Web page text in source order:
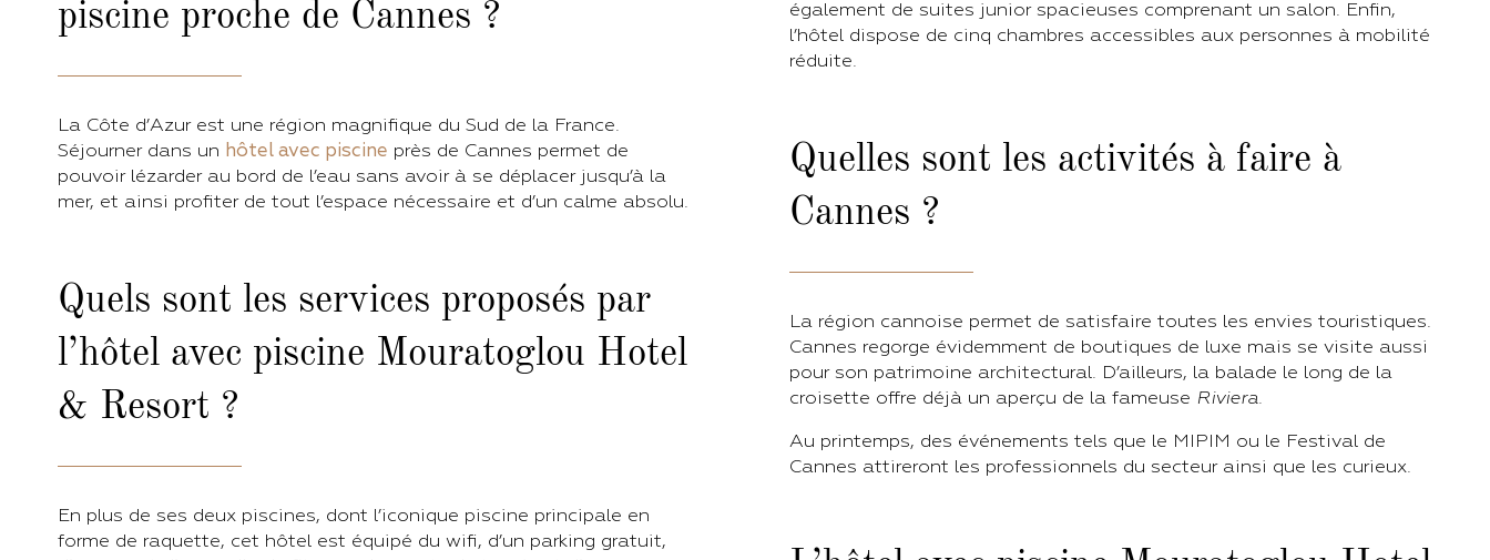
piscine proche de Cannes ?
La Côte d’Azur est une région magnifique du Sud de la France.
Séjourner dans un hôtel avec piscine près de Cannes permet de
pouvoir lézarder au bord de l’eau sans avoir à se déplacer jusqu’à la
mer, et ainsi profiter de tout l’espace nécessaire et d’un calme absolu.
Quels sont les services proposés par
l’hôtel avec piscine Mouratoglou Hotel
& Resort ?
En plus de ses deux piscines, dont l’iconique piscine principale en
forme de raquette, cet hôtel est équipé du wifi, d’un parking gratuit,
également de suites junior spacieuses comprenant un salon. Enfin,
l’hôtel dispose de cinq chambres accessibles aux personnes à mobilité
réduite.
Quelles sont les activités à faire à
Cannes ?
La région cannoise permet de satisfaire toutes les envies touristiques.
Cannes regorge évidemment de boutiques de luxe mais se visite aussi
pour son patrimoine architectural. D’ailleurs, la balade le long de la
croisette offre déjà un aperçu de la fameuse Riviera.
Au printemps, des événements tels que le MIPIM ou le Festival de
Cannes attireront les professionnels du secteur ainsi que les curieux.